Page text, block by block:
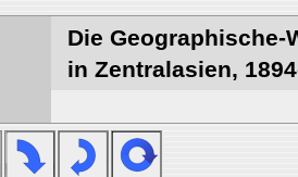
Die
in Zentralasien,